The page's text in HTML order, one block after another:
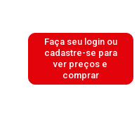
Faça seu login ou
cadastre-se para
ver preços e
comprar